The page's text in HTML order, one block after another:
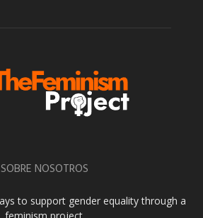
SOBRE NOSOTROS
to support gender equality through a